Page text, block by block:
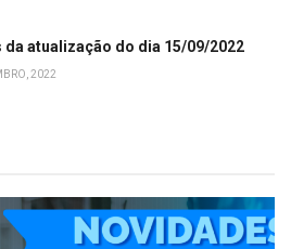
da atualização do dia 15/09/2022
2022